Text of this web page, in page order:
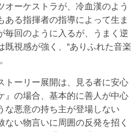
オーケストラが、冷血漢のよう
ある指揮者の指導によって生ま
毎回のように入るが、うまく逆
視感が強く、“ありふれた音楽
ーリー展開は、見る者に安心
』の場合、基本的に善人が中心
な悪意の持ち主が登場しない
ない物言いに周囲の反発を招く